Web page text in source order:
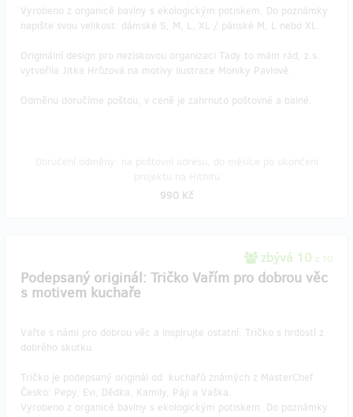
Vyrobeno z organicé bavlny s ekologickým potiskem. Do poznámky
napište svou velikost: dámské S, M, L, XL / pánské M, L nebo XL.
Originální design pro neziskovou organizaci Tady to mám rád, z.s.
vytvořila Jitka Hrůzová na motivy ilustrace Moniky Pavlové.
Odměnu doručíme poštou, v ceně je zahrnuto poštovné a balné.
990 Kč
zbývá 10 z 10
Podepsaný originál: Tričko Vařím pro dobrou věc
s motivem kuchaře
Vařte s námi pro dobrou věc a inspirujte ostatní. Tričko s hrdostí z
dobrého skutku.
Tričko je podepsaný originál od kuchařů známých z MasterChef
Česko: Pepy, Evi, Dědka, Kamily, Páji a Vaška.
Vyrobeno z organicé bavlny s ekologickým potiskem. Do poznámky